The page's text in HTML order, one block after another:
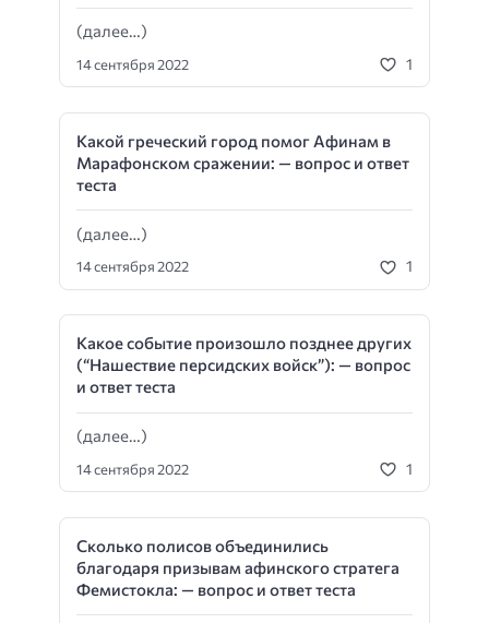
(далее…)
14 сентября 2022 1
Какой греческий город помог Афинам в
Марафонском сражении: — вопрос и ответ
теста
(далее…)
14 сентября 2022 1
Какое событие произошло позднее других
(“Нашествие персидских войск”): — вопрос
и ответ теста
(далее…)
14 сентября 2022 1
Сколько полисов объединились
благодаря призывам афинского стратега
Фемистокла: — вопрос и ответ теста